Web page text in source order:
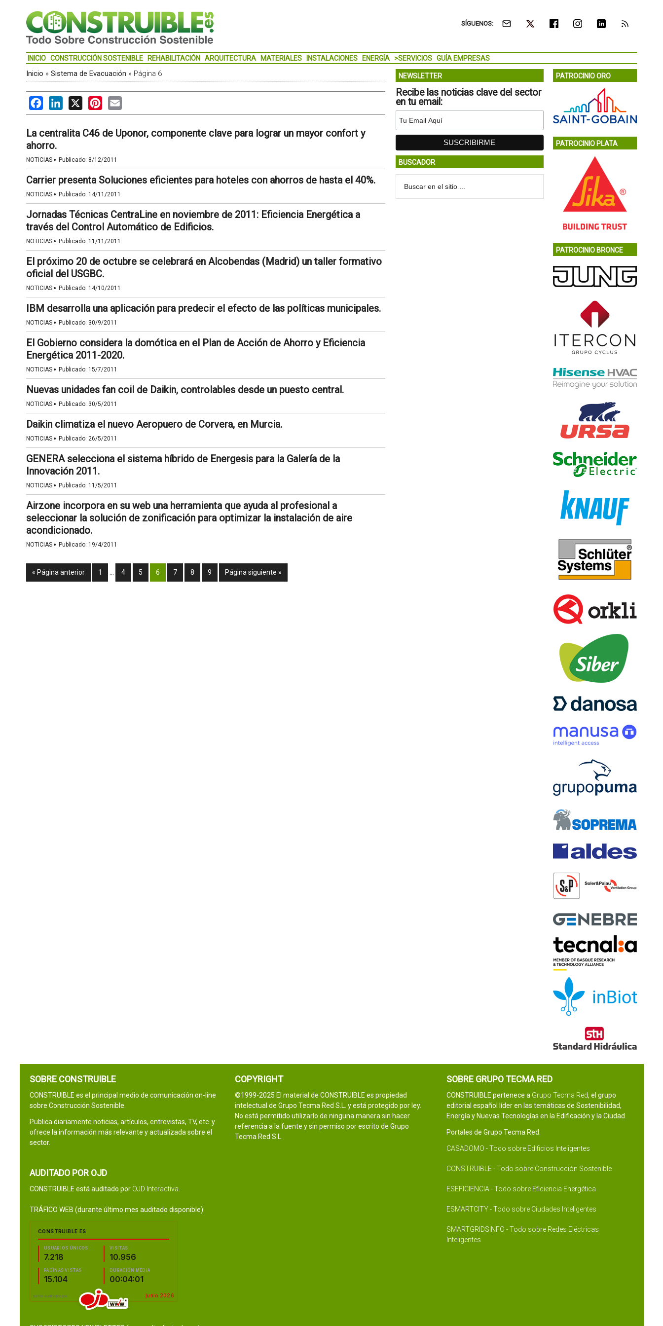
SÍGUENOS:
INICIO CONSTRUCCIÓN SOSTENIBLE REHABILITACIÓN ARQUITECTURA MATERIALES INSTALACIONES ENERGÍA >SERVICIOS GUÍA EMPRESAS
Inicio » Sistema de Evacuación » Página 6
FacebookLinkedIn
X PinterestEmail
La centralita C46 de Uponor, componente clave para lograr un mayor confort y
ahorro.
NOTICIAS · Publicado: 8/12/2011
Carrier presenta Soluciones eficientes para hoteles con ahorros de hasta el 40%.
NOTICIAS · Publicado: 14/11/2011
Jornadas Técnicas CentraLine en noviembre de 2011: Eficiencia Energética a
través del Control Automático de Edificios.
NOTICIAS · Publicado: 11/11/2011
El próximo 20 de octubre se celebrará en Alcobendas (Madrid) un taller formativo
oficial del USGBC.
NOTICIAS · Publicado: 14/10/2011
IBM desarrolla una aplicación para predecir el efecto de las políticas municipales.
NOTICIAS · Publicado: 30/9/2011
El Gobierno considera la domótica en el Plan de Acción de Ahorro y Eficiencia
Energética 2011-2020.
NOTICIAS · Publicado: 15/7/2011
Nuevas unidades fan coil de Daikin, controlables desde un puesto central.
NOTICIAS · Publicado: 30/5/2011
Daikin climatiza el nuevo Aeropuero de Corvera, en Murcia.
NOTICIAS · Publicado: 26/5/2011
GENERA selecciona el sistema híbrido de Energesis para la Galería de la
Innovación 2011.
NOTICIAS · Publicado: 11/5/2011
Airzone incorpora en su web una herramienta que ayuda al profesional a
seleccionar la solución de zonificación para optimizar la instalación de aire
acondicionado.
NOTICIAS · Publicado: 19/4/2011
« Página anterior 1 4 5 6 7 8 9 Página siguiente »
NEWSLETTER
Recibe las noticias clave del sector
en tu email:
BUSCADOR
PATROCINIO ORO
PATROCINIO PLATA
PATROCINIO BRONCE
SOBRE CONSTRUIBLE
CONSTRUIBLE es el principal medio de comunicación on-line
sobre Construcción Sostenible.
Publica diariamente noticias, artículos, entrevistas, TV, etc. y
ofrece la información más relevante y actualizada sobre el
sector.
AUDITADO POR OJD
CONSTRUIBLE está auditado por OJD Interactiva
TRÁFICO WEB (durante último mes auditado disponible):
COPYRIGHT
©1999-2025 El material de CONSTRUIBLE es propiedad
intelectual de Grupo Tecma Red S.L. y está protegido por ley.
No está permitido utilizarlo de ninguna manera sin hacer
referencia a la fuente y sin permiso por escrito de Grupo
Tecma Red S.L.
SOBRE GRUPO TECMA RED
CONSTRUIBLE pertenece a Grupo Tecma Red, el grupo
editorial español líder en las temáticas de Sostenibilidad,
Energía y Nuevas Tecnologías en la Edificación y la Ciudad.
Portales de Grupo Tecma Red:
CASADOMO - Todo sobre Edificios Inteligentes
CONSTRUIBLE - Todo sobre Construcción Sostenible
ESEFICIENCIA - Todo sobre Eficiencia Energética
ESMARTCITY - Todo sobre Ciudades Inteligentes
SMARTGRIDSINFO - Todo sobre Redes Eléctricas
Inteligentes